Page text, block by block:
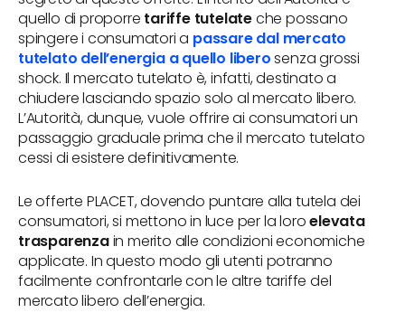
quello di proporre tariffe tutelateche possano
spingere i consumatori a passare dal mercato
tutelato dell’energia a quello liberosenza grossi
shock. Il mercato tutelato è, infatti, destinato a
chiudere lasciando spazio solo al mercato libero.
L’Autorità, dunque, vuole offrire ai consumatori un
passaggio graduale prima che il mercato tutelato
cessi di esistere definitivamente.
Le offerte PLACET, dovendo puntare alla tutela dei
consumatori, si mettono in luce per la loroelevata
trasparenzain merito alle condizioni economiche
applicate. In questo modo gli utenti potranno
facilmente confrontarle con le altre tariffe del
mercato libero dell’energia.